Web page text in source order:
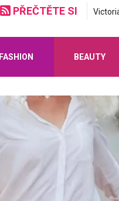
PŘEČTĚTE SI
FASHION BEAUTY